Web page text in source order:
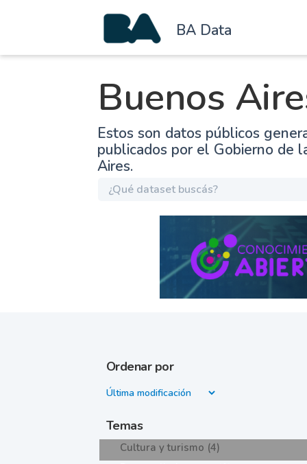
BA Data
Buenos
Estos son datos públicos
publicados por el Gobierno de
Aires.
Ordenar por
Temas
Cultura y turismo (4)